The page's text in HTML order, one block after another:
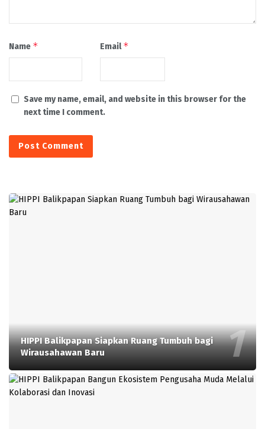
Name * Email*
Save my name, email, and website in this browser for the
next time I comment.
HIPPI Balikpapan Siapkan Ruang Tumbuh bagi
Wirausahawan Baru